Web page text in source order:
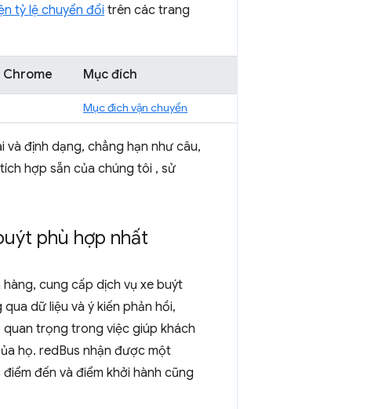
tỷ lệ chuyển đổi trên các trang
Chrome Mục đích
Mục đích vận chuyển
định dạng, chẳng hạn như câu,
hợp sẵn của chúng tôi , sử
phù hợp nhất
cung cấp dịch vụ xe buýt
dữ liệu và ý kiến phản hồi,
trọng trong việc giúp khách
họ. redBus nhận được một
đến và điểm khởi hành cũng